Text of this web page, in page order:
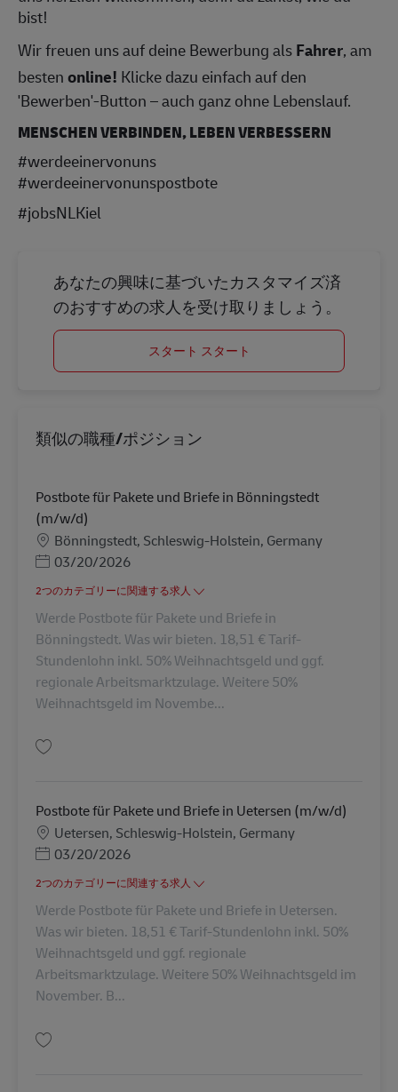
bist!
Wir freuen uns auf deine Bewerbung alsFahrer, am
bestenonline! Klicke dazu einfach auf den
'Bewerben'-Button – auch ganz ohne Lebenslauf.
MENSCHEN VERBINDEN, LEBEN VERBESSERN
#werdeeinervonuns
#werdeeinervonunspostbote
#jobsNLKiel
あなたの興味に基づいたカスタマイズ済
のおすすめの求人を受け取りましょう。
スタート スタート
類似の職種/ポジション
Postbote für Pakete und Briefe in Bönningstedt
(m/w/d)
勤務地
Bönningstedt, Schleswig-Holstein, Germany
Posted Date
03/20/2026
2つのカテゴリーに関連する求人
Werde Postbote für Pakete und Briefe in
Bönningstedt. Was wir bieten. 18,51 € Tarif-
Stundenlohn inkl. 50% Weihnachtsgeld und ggf.
regionale Arbeitsmarktzulage. Weitere 50%
Weihnachtsgeld im Novembe...
Postbote für Pakete und Briefe in Uetersen (m/w/d)
勤務地
Uetersen, Schleswig-Holstein, Germany
Posted Date
03/20/2026
2つのカテゴリーに関連する求人
Werde Postbote für Pakete und Briefe in Uetersen.
Was wir bieten. 18,51 € Tarif-Stundenlohn inkl. 50%
Weihnachtsgeld und ggf. regionale
Arbeitsmarktzulage. Weitere 50% Weihnachtsgeld im
November. B...